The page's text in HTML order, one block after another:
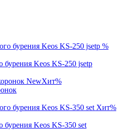
%
бурения Keos KS-250 jsetp
NewХит%
Хит%
бурения Keos KS-350 set